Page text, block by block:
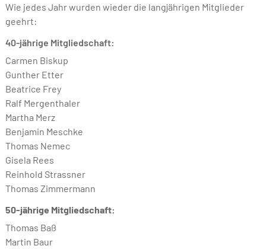
Wie jedes Jahr wurden wieder die langjährigen Mitglieder
geehrt:
40-jährige Mitgliedschaft:
Carmen Biskup
Gunther Etter
Beatrice Frey
Ralf Mergenthaler
Martha Merz
Benjamin Meschke
Thomas Nemec
Gisela Rees
Reinhold Strassner
Thomas Zimmermann
50-jährige Mitgliedschaft:
Thomas Baß
Martin Baur